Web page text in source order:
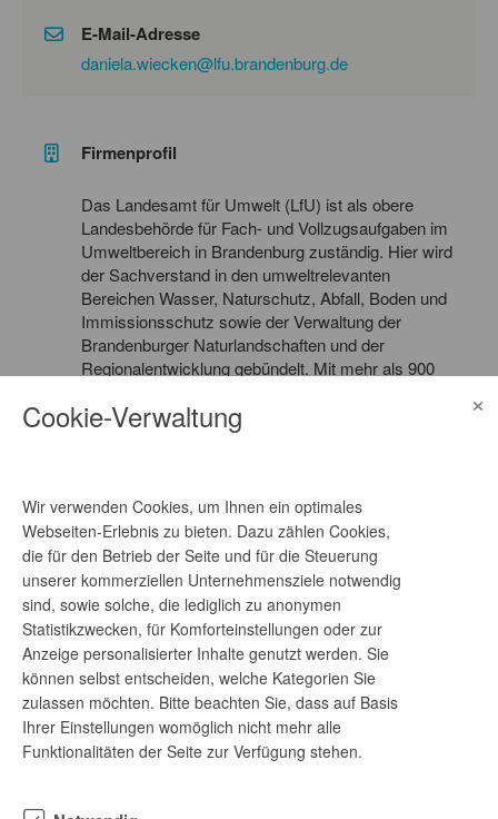
E-Mail-Adresse
daniela.wiecken@lfu.brandenburg.de
Firmenprofil
Das Landesamt für Umwelt (LfU) ist als obere
Landesbehörde für Fach- und Vollzugsaufgaben im
Umweltbereich in Brandenburg zuständig. Hier wird
der Sachverstand in den umweltrelevanten
Bereichen Wasser, Naturschutz, Abfall, Boden und
Immissionsschutz sowie der Verwaltung der
Brandenburger Naturlandschaften und der
Regionalentwicklung gebündelt. Mit mehr als 900
Brandenburg nehmen wir vielfältige Aufgaben wahr.
Wir sammeln und bewerten Umweltdaten und
Vorhaben mit besonderen Auswirkungen auf Natur
und Umwelt oder setzen selbst Projekte praktisch
um.
Mehr Jobangebote dieses Unternehmens
Sachbearbeitung "Haushalt, Koordination und
Verwaltung" in der Abteilung Naturschutz und
Cookie-Verwaltung ×
Wir verwenden Cookies, um Ihnen ein optimales
Webseiten-Erlebnis zu bieten. Dazu zählen Cookies,
die für den Betrieb der Seite und für die Steuerung
unserer kommerziellen Unternehmensziele notwendig
sind, sowie solche, die lediglich zu anonymen
Statistikzwecken, für Komforteinstellungen oder zur
Anzeige personalisierter Inhalte genutzt werden. Sie
können selbst entscheiden, welche Kategorien Sie
zulassen möchten. Bitte beachten Sie, dass auf Basis
Ihrer Einstellungen womöglich nicht mehr alle
Funktionalitäten der Seite zur Verfügung stehen.